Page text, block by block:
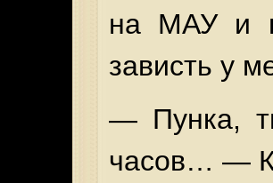
на МАУ и
зависть у
— Пунка,
часов… —